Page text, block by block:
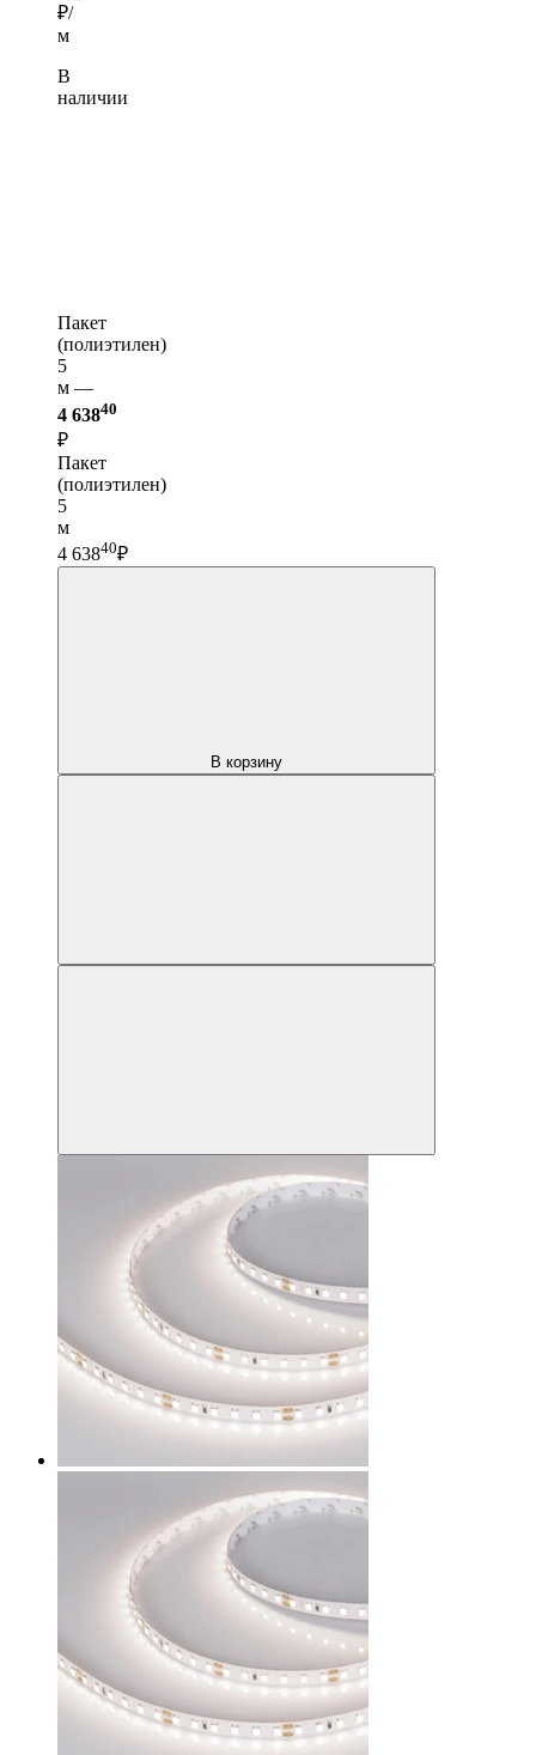
₽/
м
В
наличии
Пакет
(полиэтилен)
5
м —
4 63840
₽
Пакет
(полиэтилен)
5
м
4 63840₽
В корзину